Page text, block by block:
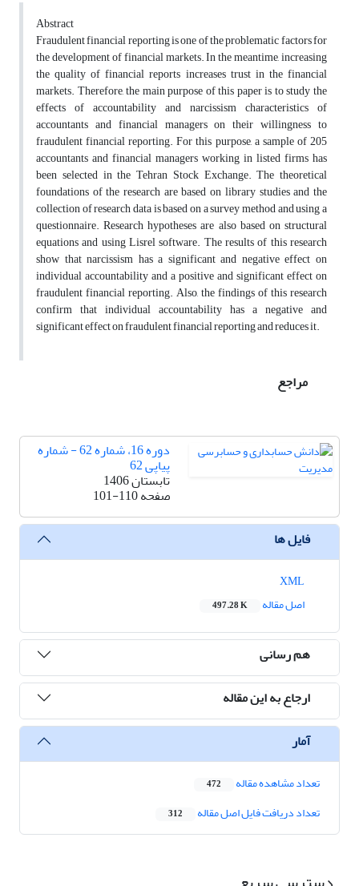
Abstract
Fraudulent financial reporting is one of the problematic factors for
the development of financial markets. In the meantime, increasing
the quality of financial reports increases trust in the financial
markets. Therefore, the main purpose of this paper is to study the
effects of accountability and narcissism characteristics of
accountants and financial managers on their willingness to
fraudulent financial reporting. For this purpose, a sample of 205
accountants and financial managers working in listed firms has
been selected in the Tehran Stock Exchange. The theoretical
foundations of the research are based on library studies and the
collection of research data is based on a survey method and using a
questionnaire. Research hypotheses are also based on structural
equations and using Lisrel software. The results of this research
show that narcissism has a significant and negative effect on
individual accountability and a positive and significant effect on
fraudulent financial reporting. Also, the findings of this research
confirm that individual accountability has a negative and
significant effect on fraudulent financial reporting and reduces it.
مراجع
دوره 16، شماره 62 - شماره
پیاپی 62
تابستان 1406
صفحه101-110
فایل ها
اصل مقاله
497.28 K
هم رسانی
ارجاع به این مقاله
آمار
تعداد مشاهده مقاله 472
تعداد دریافت فایل اصل مقاله 312